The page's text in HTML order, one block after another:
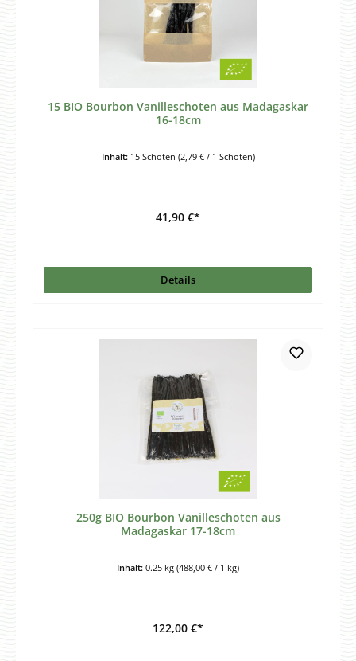
15 BIO Bourbon Vanilleschoten aus Madagaskar
16-18cm
Inhalt: 15 Schoten (2,79 € / 1 Schoten)
41,90 €*
Details
250g BIO Bourbon Vanilleschoten aus
Madagaskar 17-18cm
Inhalt: 0.25 kg (488,00 € / 1 kg)
122,00 €*